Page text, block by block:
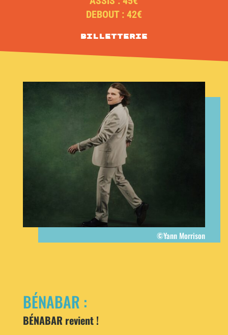
DEBOUT : 42€
Billetterie
©Yann Morrison
BÉNABAR :
BÉNABAR revient !